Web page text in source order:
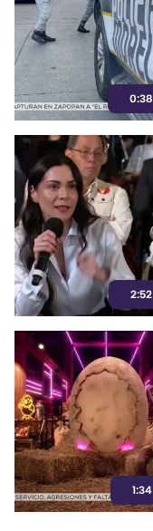
0:38
2:52
1:34